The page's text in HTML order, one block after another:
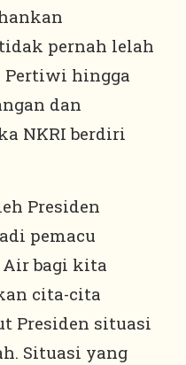
pernah lelah
Pertiwi hingga
dan
NKRI berdiri
Presiden
pemacu
Air bagi kita
cita-cita
Presiden situasi
Situasi yang